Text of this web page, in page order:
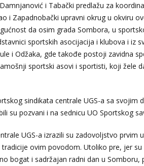
i Tabački predlažu za
i Zapadnobački upravni okrug u okviru
da osim grada Sombora, u
sportskih asocijacija i klubova i iz
i Odžaka, gde takođe postoji zavidna
sportski asovi i sportisti, koji žele
sindikata centrale UGS-a sa svojim
su pozvani i na sednicu UO Sportskog
UGS-a izrazili su zadovoljstvo prvim
tradicije ovim povodom. Utoliko pre, jer
bogat i sadržajan radni dan u